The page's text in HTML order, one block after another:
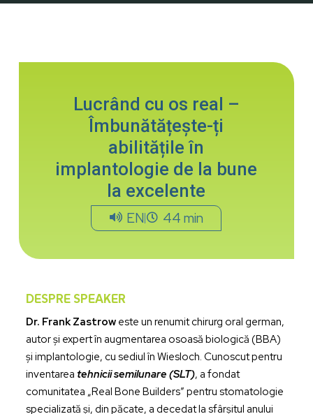
Lucrând cu os real –
Îmbunătățește-ți
abilitățile în
implantologie de la bune
la excelente
EN 44 min
DESPRE SPEAKER
Dr. Frank Zastroweste un renumit chirurg oral german,
autor și expert în augmentarea osoasă biologică (BBA)
și implantologie, cu sediul în Wiesloch. Cunoscut pentru
inventarea tehnicii semilunare (SLT), a fondat
comunitatea „Real Bone Builders” pentru stomatologie
specializată și, din păcate, a decedat la sfârșitul anului